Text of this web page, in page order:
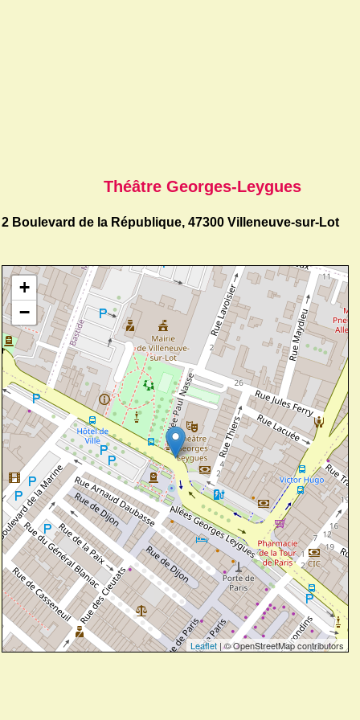
Théâtre Georges-Leygues
2 Boulevard de la République, 47300 Villeneuve-sur-Lot
+
−
Leaflet | © OpenStreetMap contributors